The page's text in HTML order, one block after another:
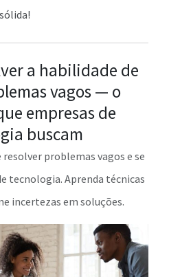
a habilidade de
vagos — o
empresas de
buscam
resolver problemas vagos e se
tecnologia. Aprenda técnicas
incertezas em soluções.